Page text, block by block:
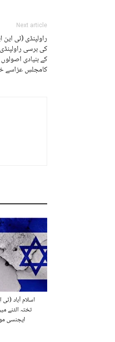
Next article
راولپنڈی (ٹی
کی برسی
کے بنیادی
کامجلسِ عزاسے
اسلام آباد
تختہ الٹنے